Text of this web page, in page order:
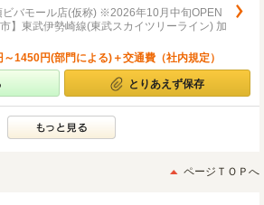
ビバモール店(仮称) ※2026年10月中旬OPEN
】東武伊勢崎線(東武スカイツリーライン) 加
1450円(部門による)＋交通費（社内規定）
とりあえず保存
ページＴＯＰへ